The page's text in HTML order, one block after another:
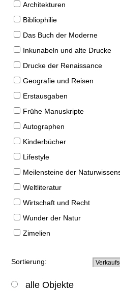
Architekturen
Bibliophilie
Das Buch der Moderne
Inkunabeln und alte Drucke
Drucke der Renaissance
Geografie und Reisen
Erstausgaben
Frühe Manuskripte
Autographen
Kinderbücher
Lifestyle
Meilensteine der
Weltliteratur
Wirtschaft und Recht
Wunder der Natur
Zimelien
Sortierung:
alle Objekte